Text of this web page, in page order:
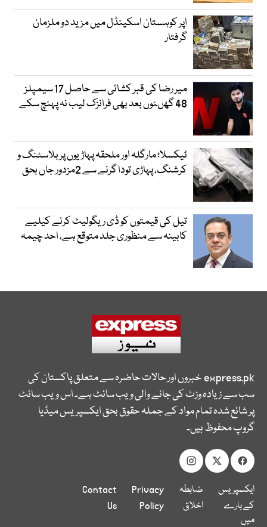
اپر کوہستان اسکینڈل میں مزید دو ملزمان
گرفتار
میر رضا کی قبر کشائی سے حاصل 17 سیمپلز
48 گھںٹوں بعد بھی فرانزک لیب نہ پہنچ سکے
ٹیکسلا؛ مارگلہ اور ملحقہ پہاڑیوں پر بلاسٹنگ و
کرشنگ، پہاڑی تودا گرنے سے 2مزدور جاں بحق
تیل کی قیمتوں کو ڈی ریگولیٹ کرنے کیلیے
کابینہ سے منظوری جلد متوقع ہے، احد چیمہ
express.pkخبروں اور حالات حاضرہ سے متعلق پاکستان کی
سب سے زیادہ وزٹ کی جانے والی ویب سائٹ ہے۔ اس ویب سائٹ
پر شائع شدہ تمام مواد کے جملہ حقوق بحق ایکسپریس میڈیا
گروپ محفوظ ہیں۔
ایکسپریس
کے بارے
میں
ضابطہ
اخلاق
Privacy
Policy
Contact
Us